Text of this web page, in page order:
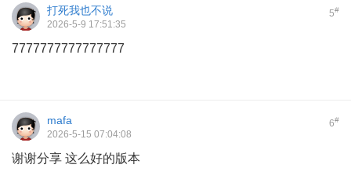
5#
打死我也不说
2026-5-9 17:51:35
7777777777777777
6#
mafa
2026-5-15 07:04:08
谢谢分享 这么好的版本